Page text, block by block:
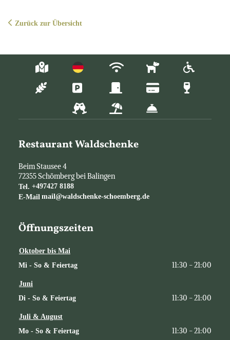
Zurück zur Übersicht
Restaurant Waldschenke
Beim Stausee 4
72355Schömberg bei Balingen
Tel. +497427 8188
E-Mail mail@waldschenke-schoemberg.de
Öffnungszeiten
Oktober bis Mai
Mi - So & Feiertag
11:30 - 21:00
Juni
Di - So & Feiertag
11:30 - 21:00
Juli & August
Mo - So & Feiertag
11:30 - 21:00